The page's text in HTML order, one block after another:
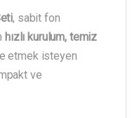
, sabit fon
hızlı kurulum, temiz
etmek isteyen
ve